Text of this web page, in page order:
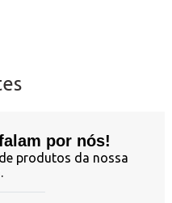
por nós!
produtos da nossa